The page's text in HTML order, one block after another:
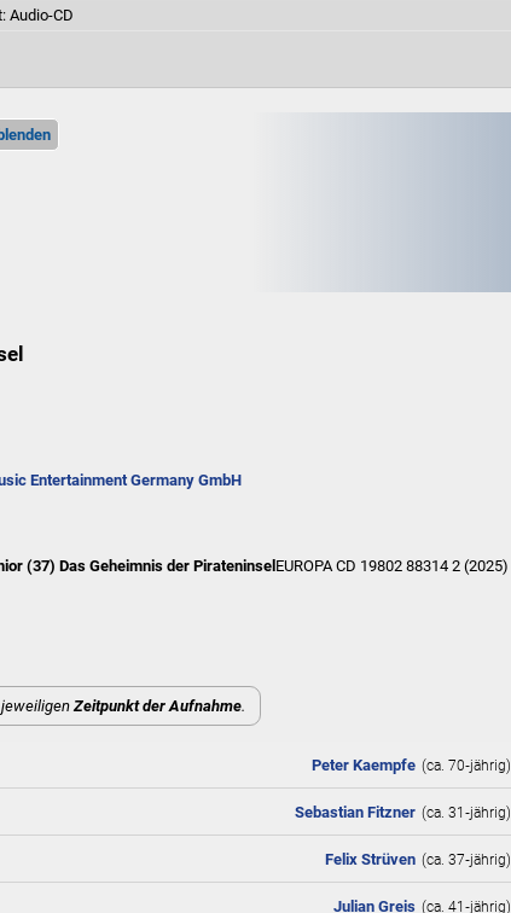
Audio-CD
Entertainment Germany GmbH
(37) Das Geheimnis der Pirateninsel EUROPA CD 19802 88314 2 (2025)
Zeitpunkt der Aufnahme.
Peter Kaempfe (ca. 70‑jährig)
Sebastian Fitzner (ca. 31‑jährig)
Felix Strüven (ca. 37‑jährig)
Julian Greis (ca. 41‑jährig)